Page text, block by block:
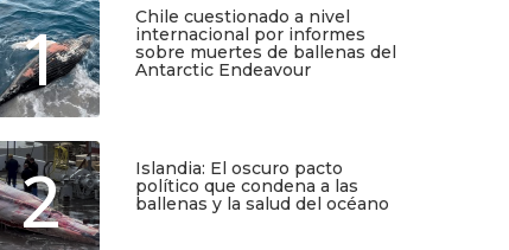
1
Chile cuestionado a nivel
internacional por informes
sobre muertes de ballenas del
Antarctic Endeavour
2
Islandia: El oscuro pacto
político que condena a las
ballenas y la salud del océano